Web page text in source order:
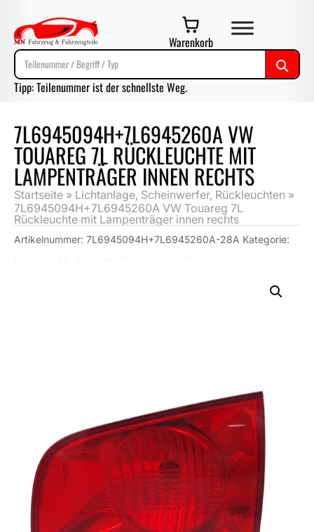
Warenkorb
Tipp: Teilenummer ist der schnellste Weg.
7L6945094H+7L6945260A VW
TOUAREG 7L RÜCKLEUCHTE MIT
LAMPENTRÄGER INNEN RECHTS
Startseite » Lichtanlage, Scheinwerfer, Rückleuchten »
7L6945094H+7L6945260A VW Touareg 7L
Rückleuchte mit Lampenträger innen rechts
Artikelnummer: 7L6945094H+7L6945260A-28A Kategorie: